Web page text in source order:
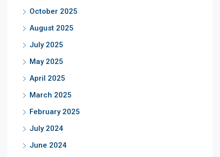
October 2025
August 2025
July 2025
May 2025
April 2025
March 2025
February 2025
July 2024
June 2024